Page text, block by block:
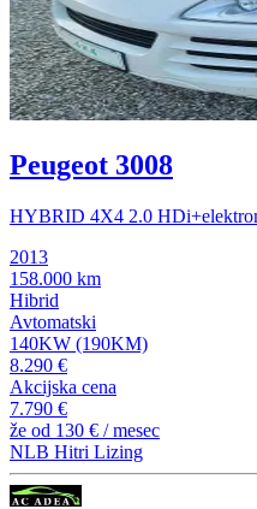
Peugeot 3008
HYBRID 4X4 2.0
2013
158.000 km
Hibrid
Avtomatski
140KW (190KM)
8.290 €
Akcijska cena
7.790 €
že od 130 € / mesec
NLB Hitri Lizing